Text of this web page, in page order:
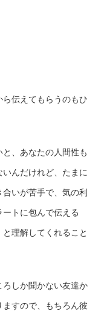
伝えてもらうのもひ
、あなたの人間性も
んだけれど、たまに
いが苦手で、気の利
トに包んで伝える
理解してくれること
ろしか聞かない友達か
すので、もちろん彼